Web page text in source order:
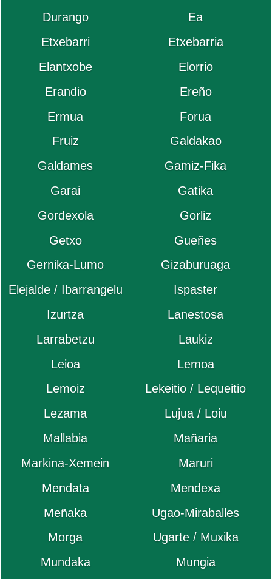
Durango
Ea
Etxebarri
Etxebarria
Elantxobe
Elorrio
Erandio
Ereño
Ermua
Forua
Fruiz
Galdakao
Galdames
Gamiz-Fika
Garai
Gatika
Gordexola
Gorliz
Getxo
Gueñes
Gernika-Lumo
Gizaburuaga
Elejalde / Ibarrangelu
Ispaster
Izurtza
Lanestosa
Larrabetzu
Laukiz
Leioa
Lemoa
Lemoiz
Lekeitio / Lequeitio
Lezama
Lujua / Loiu
Mallabia
Mañaria
Markina-Xemein
Maruri
Mendata
Mendexa
Meñaka
Ugao-Miraballes
Morga
Ugarte / Muxika
Mundaka
Mungia